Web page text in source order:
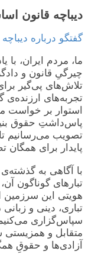
قانون
درباره
مردم ایران، با
قانون و
پی‌گیر
ارزنده‌ی
بر خواست
حقوق
می‌رسانیم تا
برای همگان
آگاهی به گذشته‌ی
گوناگون
این سرزمین
دینی و
و همزیستی
و حقوقِ